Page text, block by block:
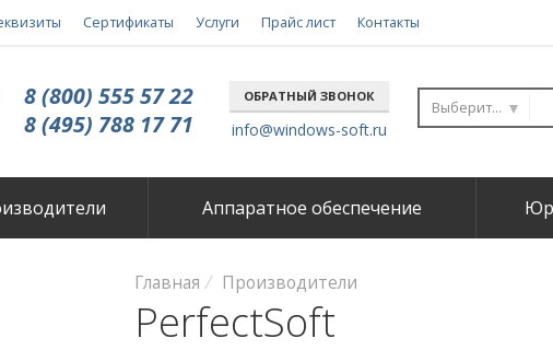
Сертификаты Услуги Прайс лист Контакты
8 (800) 555 57 22
8 (495) 788 17 71
ОБРАТНЫЙ ЗВОНОК
info@windows-soft.ru
Выберите...
Аппаратное обеспечение
Главная Производители
PerfectSoft